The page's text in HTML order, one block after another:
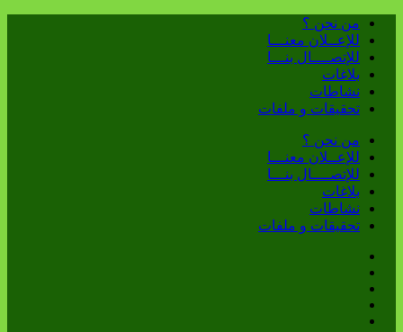
من نحن ؟
للإعــلان معنـــا
للإتصــــال بنـــا
بلاغات
نشاطات
تحقيقات و ملفات
من نحن ؟
للإعــلان معنـــا
للإتصــــال بنـــا
بلاغات
نشاطات
تحقيقات و ملفات